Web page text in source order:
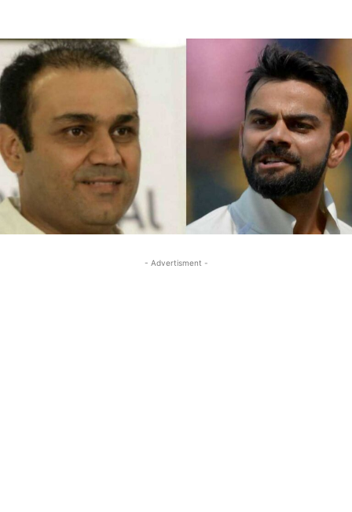
- Advertisment -